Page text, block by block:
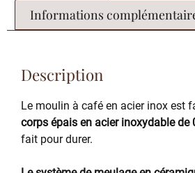
Informations
Description
Le moulin à café en acier inox est
corps épais en acier inoxydable de
fait pour durer.